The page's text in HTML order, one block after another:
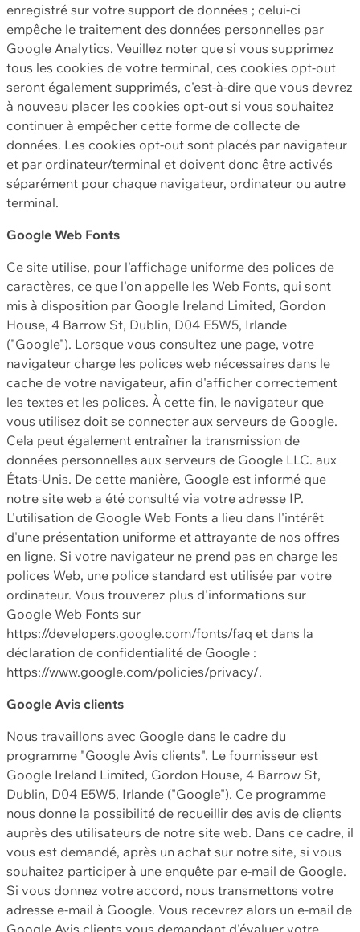
enregistré sur votre support de données ; celui-ci
empêche le traitement des données personnelles par
Google Analytics. Veuillez noter que si vous supprimez
tous les cookies de votre terminal, ces cookies opt-out
seront également supprimés, c'est-à-dire que vous devrez
à nouveau placer les cookies opt-out si vous souhaitez
continuer à empêcher cette forme de collecte de
données. Les cookies opt-out sont placés par navigateur
et par ordinateur/terminal et doivent donc être activés
séparément pour chaque navigateur, ordinateur ou autre
terminal.
Google Web Fonts
Ce site utilise, pour l'affichage uniforme des polices de
caractères, ce que l'on appelle les Web Fonts, qui sont
mis à disposition par Google Ireland Limited, Gordon
House, 4 Barrow St, Dublin, D04 E5W5, Irlande
("Google"). Lorsque vous consultez une page, votre
navigateur charge les polices web nécessaires dans le
cache de votre navigateur, afin d'afficher correctement
les textes et les polices. À cette fin, le navigateur que
vous utilisez doit se connecter aux serveurs de Google.
Cela peut également entraîner la transmission de
données personnelles aux serveurs de Google LLC. aux
États-Unis. De cette manière, Google est informé que
notre site web a été consulté via votre adresse IP.
L'utilisation de Google Web Fonts a lieu dans l'intérêt
d'une présentation uniforme et attrayante de nos offres
en ligne. Si votre navigateur ne prend pas en charge les
polices Web, une police standard est utilisée par votre
ordinateur. Vous trouverez plus d'informations sur
Google Web Fonts sur
https://developers.google.com/fonts/faq et dans la
déclaration de confidentialité de Google :
https://www.google.com/policies/privacy/.
Google Avis clients
Nous travaillons avec Google dans le cadre du
programme "Google Avis clients". Le fournisseur est
Google Ireland Limited, Gordon House, 4 Barrow St,
Dublin, D04 E5W5, Irlande ("Google"). Ce programme
nous donne la possibilité de recueillir des avis de clients
auprès des utilisateurs de notre site web. Dans ce cadre, il
vous est demandé, après un achat sur notre site, si vous
souhaitez participer à une enquête par e-mail de Google.
Si vous donnez votre accord, nous transmettons votre
adresse e-mail à Google. Vous recevrez alors un e-mail de